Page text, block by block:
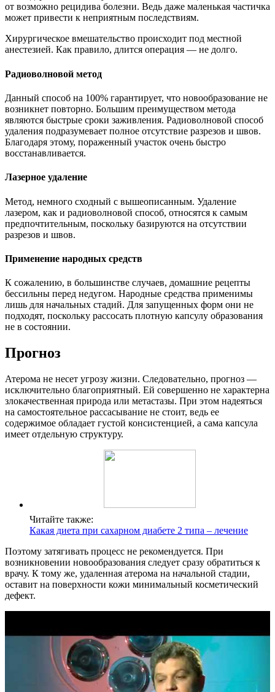
от возможно рецидива болезни. Ведь даже маленькая частичка
может привести к неприятным последствиям.
Хирургическое вмешательство происходит под местной
анестезией. Как правило, длится операция — не долго.
Радиоволновой метод
Данный способ на 100% гарантирует, что новообразование не
возникнет повторно. Большим преимуществом метода
являются быстрые сроки заживления. Радиоволновой способ
удаления подразумевает полное отсутствие разрезов и швов.
Благодаря этому, пораженный участок очень быстро
восстанавливается.
Лазерное удаление
Метод, немного сходный с вышеописанным. Удаление
лазером, как и радиоволновой способ, относятся к самым
предпочтительным, поскольку базируются на отсутствии
разрезов и швов.
Применение народных средств
К сожалению, в большинстве случаев, домашние рецепты
бессильны перед недугом. Народные средства применимы
лишь для начальных стадий. Для запущенных форм они не
подходят, поскольку рассосать плотную капсулу образования
не в состоянии.
Прогноз
Атерома не несет угрозу жизни. Следовательно, прогноз —
исключительно благоприятный. Ей совершенно не характерна
злокачественная природа или метастазы. При этом надеяться
на самостоятельное рассасывание не стоит, ведь ее
содержимое обладает густой консистенцией, а сама капсула
имеет отдельную структуру.
Читайте также:
Какая диета при сахарном диабете 2 типа – лечение
Поэтому затягивать процесс не рекомендуется. При
возникновении новообразования следует сразу обратиться к
врачу. К тому же, удаленная атерома на начальной стадии,
оставит на поверхности кожи минимальный косметический
дефект.